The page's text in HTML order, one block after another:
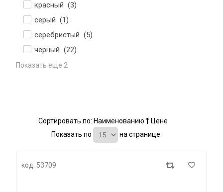
красный (3)
серый (1)
серебристый (5)
черный (22)
Показать еще 2
Сортировать по: Наименованию
Цене
Показать по
на странице
код: 53709